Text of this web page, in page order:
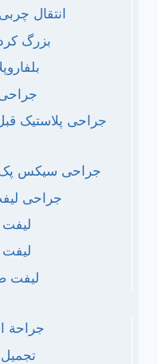
انتقال
بزرگ
جراحی
جراحی پلاستیک
جراحی سیکس پک
جراحی
لیفت
لیفت
لیفت
جراحة